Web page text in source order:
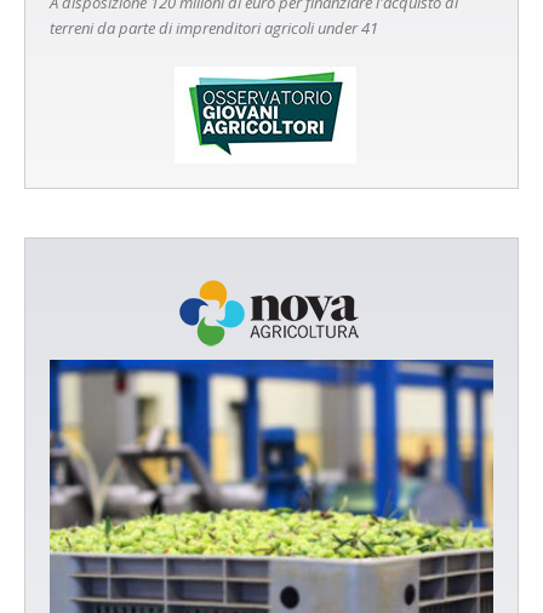
terreni da parte di imprenditori agricoli under 41